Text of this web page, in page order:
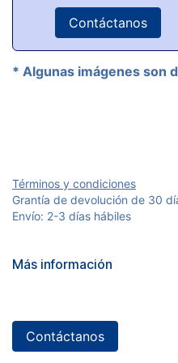
Contáctanos
* Algunas imágenes son
Términos y condiciones
Grantía de devolución de 30
Envío: 2-3 días hábiles
Más información
Contáctanos